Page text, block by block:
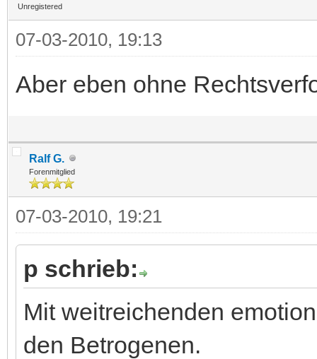
Unregistered
07-03-2010, 19:13
Aber eben ohne
Ralf G.
Forenmitglied
07-03-2010, 19:21
p schrieb:
Mit weitreichenden
den Betrogenen.